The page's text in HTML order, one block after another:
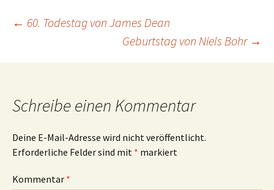
Beitragsnavigation
← 60. Todestag von James Dean
Geburtstag von Niels Bohr →
Schreibe einen Kommentar
Deine E-Mail-Adresse wird nicht veröffentlicht.
Erforderliche Felder sind mit * markiert
Kommentar *